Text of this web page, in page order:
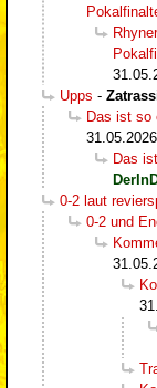
Upps -
Das ist so
Das
0-2 laut
0-2 und